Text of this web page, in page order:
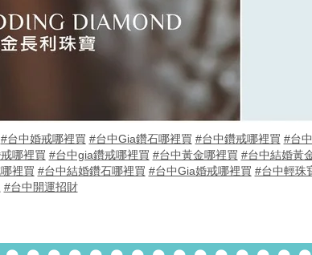
#台中婚戒哪裡買 #台中Gia鑽石哪裡買 #台中鑽戒哪裡買 #台
哪裡買 #台中gia鑽戒哪裡買 #台中黃金哪裡買 #台中結婚黃
裡買 #台中結婚鑽石哪裡買 #台中Gia婚戒哪裡買 #台中輕珠
#台中開運招財